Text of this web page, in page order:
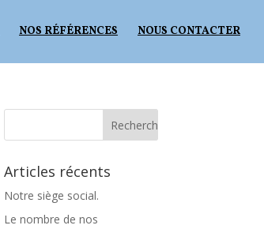
NOS RÉFÉRENCES NOUS CONTACTER
Articles récents
Notre siège social.
Le nombre de nos